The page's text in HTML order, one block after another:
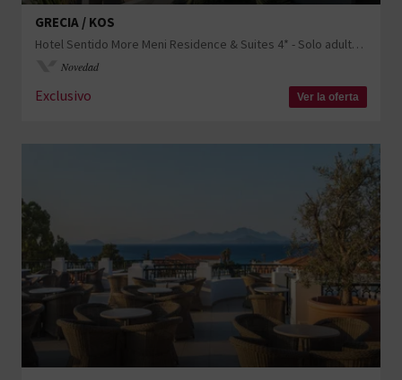
GRECIA / KOS
Hotel Sentido More Meni Residence & Suites 4* - Solo adultos con posible estancia en Atenas
Novedad
Exclusivo Ver la oferta